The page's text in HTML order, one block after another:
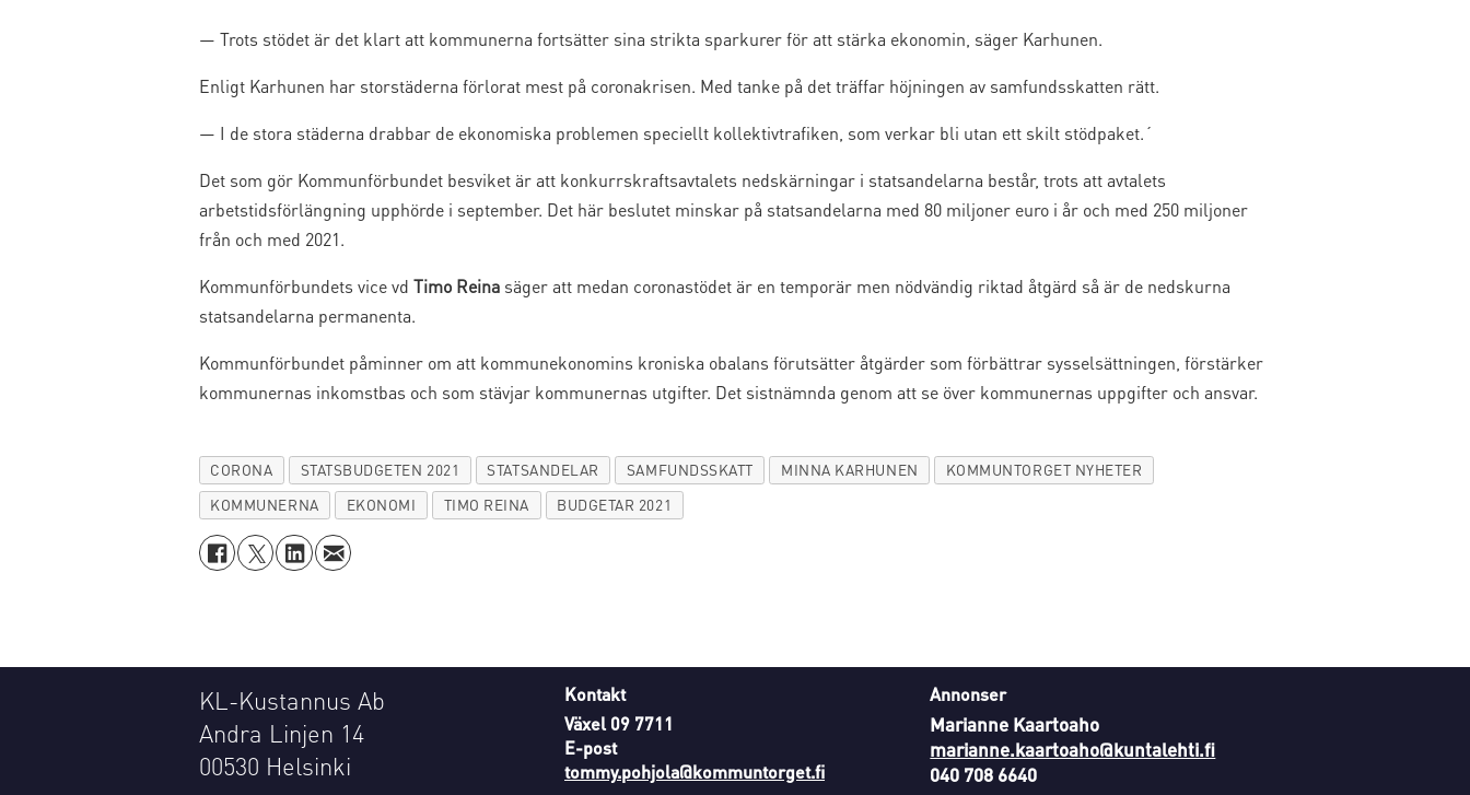
— Trots stödet är det klart att kommunerna fortsätter sina strikta sparkurer för att stärka ekonomin, säger Karhunen.
Enligt Karhunen har storstäderna förlorat mest på coronakrisen. Med tanke på det träffar höjningen av samfundsskatten rätt.
— I de stora städerna drabbar de ekonomiska problemen speciellt kollektivtrafiken, som verkar bli utan ett skilt stödpaket.´
Det som gör Kommunförbundet besviket är att konkurrskraftsavtalets nedskärningar i statsandelarna består, trots att avtalets
arbetstidsförlängning upphörde i september. Det här beslutet minskar på statsandelarna med 80 miljoner euro i år och med 250 miljoner
från och med 2021.
Kommunförbundets vice vd Timo Reinasäger att medan coronastödet är en temporär men nödvändig riktad åtgärd så är de nedskurna
statsandelarna permanenta.
Kommunförbundet påminner om att kommunekonomins kroniska obalans förutsätter åtgärder som förbättrar sysselsättningen, förstärker
kommunernas inkomstbas och som stävjar kommunernas utgifter. Det sistnämnda genom att se över kommunernas uppgifter och ansvar.
CORONA STATSBUDGETEN 2021 STATSANDELAR SAMFUNDSSKATT MINNA KARHUNEN
KOMMUNTORGET NYHETER
KOMMUNERNA
EKONOMI TIMO REINA BUDGETAR 2021
KL-Kustannus Ab
Andra Linjen 14
00530 Helsinki
Kontakt
Växel 09 7711
E-post
tommy.pohjola@kommuntorget.fi
Annonser
Marianne Kaartoaho
marianne.kaartoaho@kuntalehti.fi
040 708 6640